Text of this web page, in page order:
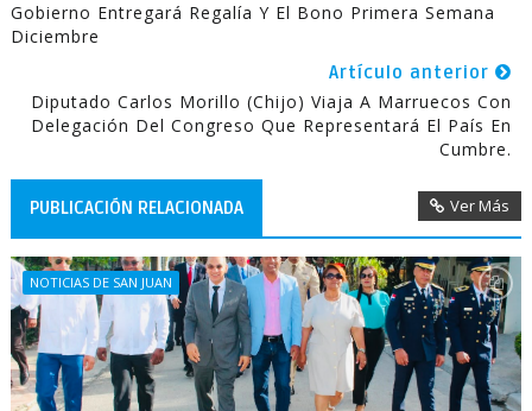
Gobierno Entregará Regalía Y El Bono Primera Semana
Diciembre
Artículo anterior
Diputado Carlos Morillo (Chijo) Viaja A Marruecos Con
Delegación Del Congreso Que Representará El País En
Cumbre.
PUBLICACIÓN RELACIONADA Ver Más
NOTICIAS DE SAN JUAN